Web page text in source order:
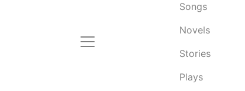
Songs
Novels
Stories
Plays